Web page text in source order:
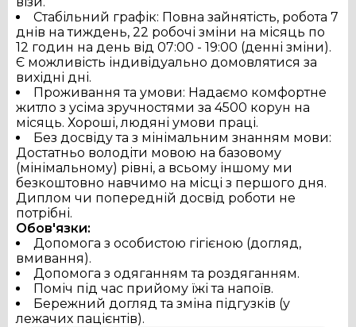
English
Стабільний графік: Повна зайнятість, робота 7
днів на тиждень, 22 робочі зміни на місяць по
12 годин на день від 07:00 - 19:00 (денні зміни).
Є можливість індивідуально домовлятися за
вихідні дні.
Проживання та умови: Надаємо комфортне
житло з усіма зручностями за 4500 корун на
місяць. Хороші, людяні умови праці.
Без досвіду та з мінімальним знанням мови:
Достатньо володіти мовою на базовому
(мінімальному) рівні, а всьому іншому ми
безкоштовно навчимо на місці з першого дня.
Диплом чи попередній досвід роботи не
потрібні.
Обов'язки:
Допомога з особистою гігієною (догляд,
вмивання).
Допомога з одяганням та роздяганням.
Поміч під час прийому їжі та напоїв.
Бережний догляд та зміна підгузків (у
лежачих пацієнтів).